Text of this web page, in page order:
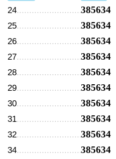
24 385634
25 385634
26 385634
27 385634
28 385634
29 385634
30 385634
31 385634
32 385634
34 385634